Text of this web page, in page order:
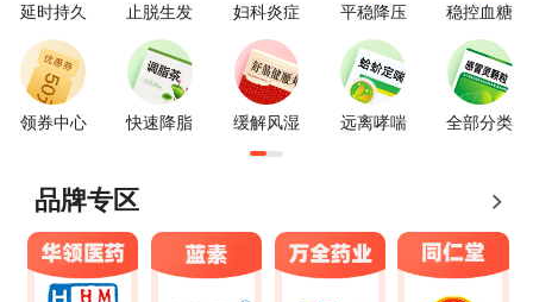
延时持久 止脱生发 妇科炎症 平稳降压 稳控血糖
领券中心 快速降脂 缓解风湿 远离哮喘 全部分类
品牌专区